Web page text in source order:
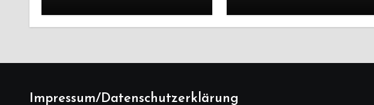
Premiere
Impressum/Datenschutzerklärung